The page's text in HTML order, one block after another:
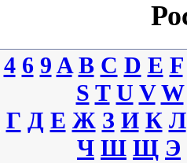
4 6 9 A B C D E F
S T U V W
Г Д Е Ж З И К Л
Ч Ш Щ Э